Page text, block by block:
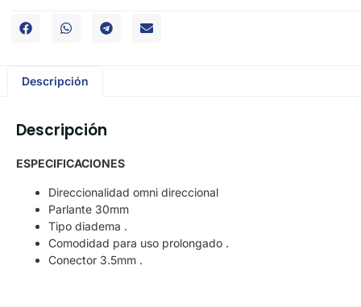
Descripción
Descripción
ESPECIFICACIONES
Direccionalidad omni direccional
Parlante 30mm
Tipo diadema .
Comodidad para uso prolongado .
Conector 3.5mm .